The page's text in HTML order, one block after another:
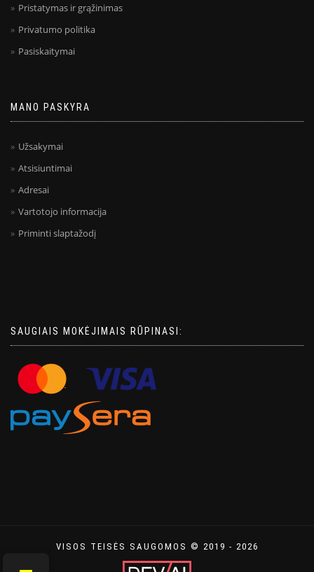
Pristatymas ir grąžinimas
Privatumo politika
Pasiskaitymai
MANO PASKYRA
Užsakymai
Atsisiuntimai
Adresai
Vartotojo informacija
Priminti slaptažodį
SAUGIAIS MOKĖJIMAIS RŪPINASI:
VISOS TEISĖS SAUGOMOS © 2019 - 2026